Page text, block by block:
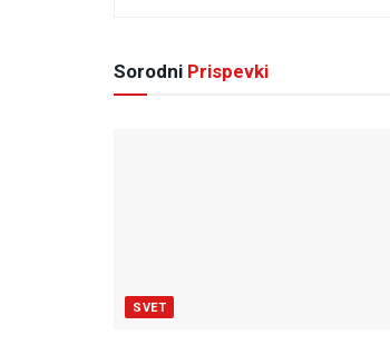
Sorodni Prispevki
SVET